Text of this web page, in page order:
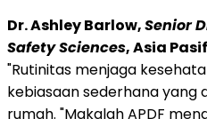
Dr. Ashley Barlow,Senior
Safety Sciences, Asia
"Rutinitas menjaga
kebiasaan sederhana yang
rumah. "Makalah APDF